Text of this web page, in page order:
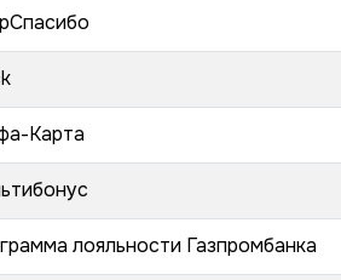
Карта
лояльности Газпромбанка